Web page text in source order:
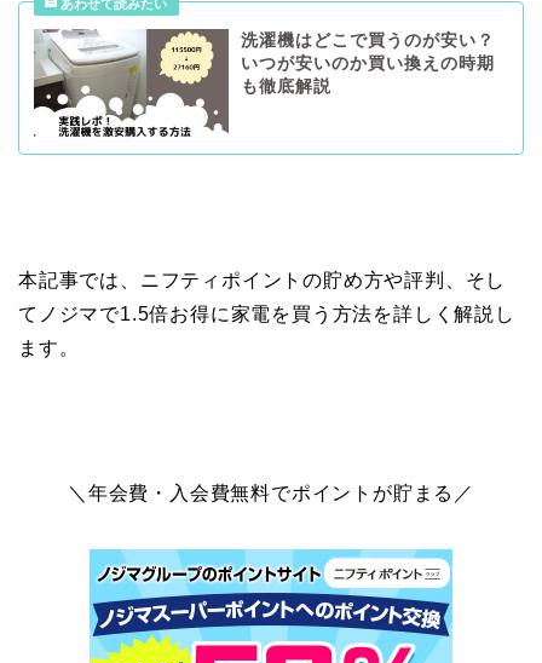
洗濯機はどこで買うのが安い？
いつが安いのか買い換えの時期
も徹底解説
本記事では、ニフティポイントの貯め方や評判、そし
てノジマで1.5倍お得に家電を買う方法を詳しく解説し
ます。
＼年会費・入会費無料でポイントが貯まる／